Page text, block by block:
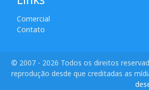
Comercial
Contato
© 2007 - 2026 Todos os direitos
reprodução desde que creditadas as